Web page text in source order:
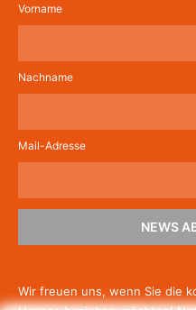
Vorname
Nachname
Mail-Adresse
NEWS
Wir freuen uns, wenn Sie die